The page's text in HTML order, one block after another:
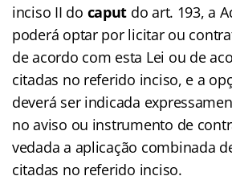
inciso II do caput do art. 193, a
poderá optar por licitar ou
de acordo com esta Lei ou de
citadas no referido inciso, e a
deverá ser indicada
no aviso ou instrumento de
vedada a aplicação combinada
citadas no referido inciso.